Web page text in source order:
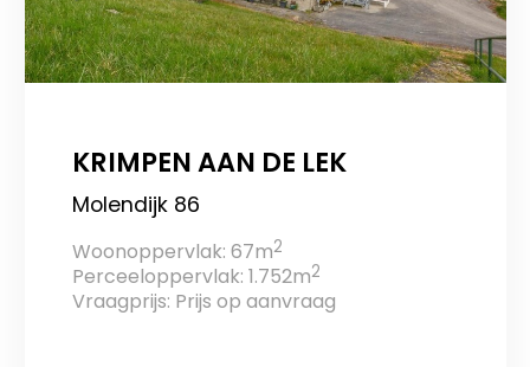
KRIMPEN AAN DE LEK
Molendijk 86
Woonoppervlak: 67m2
Perceeloppervlak: 1.752m2
Vraagprijs: Prijs op aanvraag